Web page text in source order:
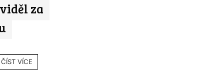
za
ČÍST VÍCE